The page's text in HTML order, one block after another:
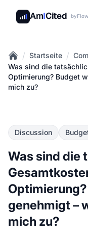
AmICited by
Home
/ Startseite /
Was sind die
Optimierung? Budget
mich zu?
Discussion
Was sind die
genehmigt –
mich zu?